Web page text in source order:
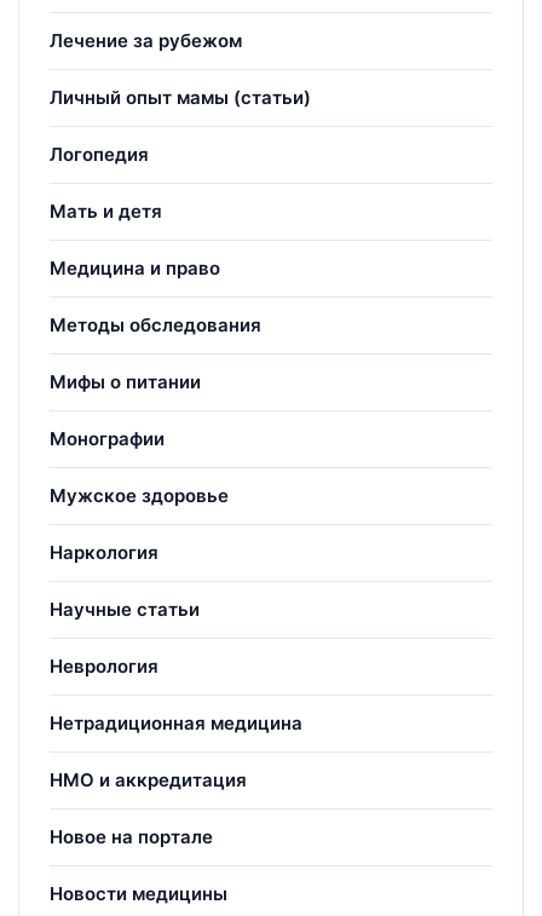
Лечение за рубежом
Личный опыт мамы (статьи)
Логопедия
Мать и детя
Медицина и право
Методы обследования
Мифы о питании
Монографии
Мужское здоровье
Наркология
Научные статьи
Неврология
Нетрадиционная медицина
НМО и аккредитация
Новое на портале
Новости медицины